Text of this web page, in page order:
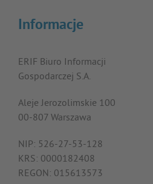
Informacje
ERIF Biuro Informacji
Gospodarczej S.A.
Aleje Jerozolimskie 100
00-807 Warszawa
NIP: 526-27-53-128
KRS: 0000182408
REGON: 015613573